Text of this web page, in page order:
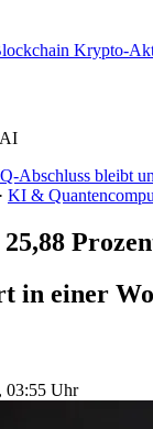
Krypto-
Abschluss bleibt
· KI &
in einer
03:55 Uhr